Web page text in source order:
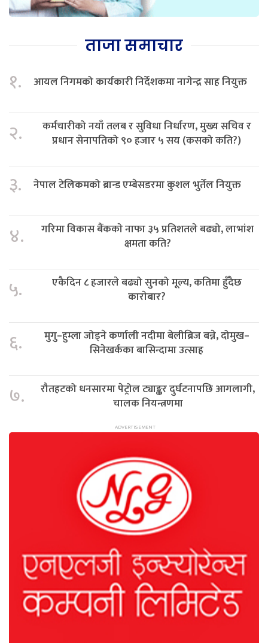
ताजा समाचार
१. आयल निगमको कार्यकारी निर्देशकमा नागेन्द्र साह नियुक्त
२.
कर्मचारीको नयाँ तलब र सुविधा निर्धारण, मुख्य सचिव र
प्रधान सेनापतिको ९० हजार ५ सय (कसको कति?)
३. नेपाल टेलिकमको ब्रान्ड एम्बेसडरमा कुशल भुर्तेल नियुक्त
४.
गरिमा विकास बैंककाे नाफा ३५ प्रतिशतले बढ्यो, लाभांश
क्षमता कति?
५.
एकैदिन ८ हजारले बढ्यो सुनको मूल्य, कतिमा हुँदैछ
काराेबार?
६.
मुगु–हुम्ला जोड्ने कर्णाली नदीमा बेलीब्रिज बन्ने, दोमुख–
सिनेखर्कका बासिन्दामा उत्साह
७.
रौतहटको धनसारमा पेट्रोल ट्याङ्कर दुर्घटनापछि आगलागी,
चालक नियन्त्रणमा